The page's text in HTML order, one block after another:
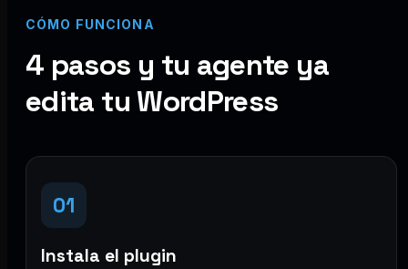
CÓMO FUNCIONA
4 pasos y tu agente ya
edita tu WordPress
01
Instala el plugin